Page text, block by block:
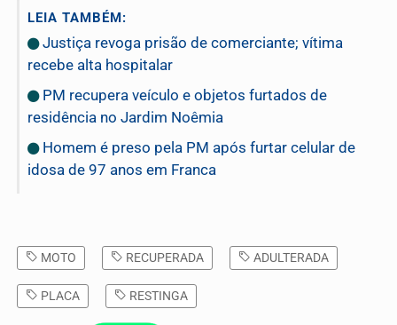
LEIA TAMBÉM:
Justiça revoga prisão de comerciante; vítima
recebe alta hospitalar
PM recupera veículo e objetos furtados de
residência no Jardim Noêmia
Homem é preso pela PM após furtar celular de
idosa de 97 anos em Franca
MOTO RECUPERADA ADULTERADA
PLACA RESTINGA